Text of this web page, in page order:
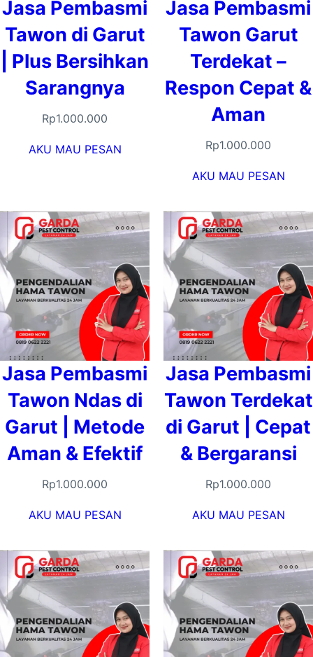
Jasa Pembasmi
Tawon di Garut
| Plus Bersihkan
Sarangnya
Rp1.000.000
AKU MAU PESAN
Jasa Pembasmi
Tawon Garut
Terdekat –
Respon Cepat &
Aman
Rp1.000.000
AKU MAU PESAN
Jasa Pembasmi
Tawon Ndas di
Garut | Metode
Aman & Efektif
Rp1.000.000
AKU MAU PESAN
Jasa Pembasmi
Tawon Terdekat
di Garut | Cepat
& Bergaransi
Rp1.000.000
AKU MAU PESAN